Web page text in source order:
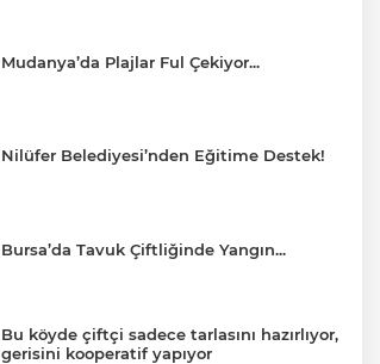
Mudanya’da Plajlar Ful Çekiyor...
Nilüfer Belediyesi’nden Eğitime Destek!
Bursa’da Tavuk Çiftliğinde Yangın...
Bu köyde çiftçi sadece tarlasını hazırlıyor,
gerisini kooperatif yapıyor